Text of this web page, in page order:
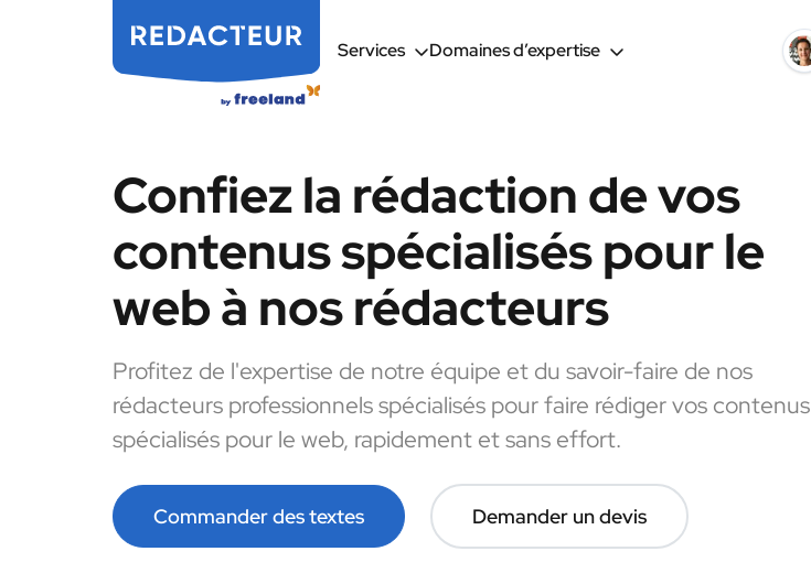
Services Domaines d’expertise
Confiez la rédaction de vos
contenus spécialisés pour le
web à nos rédacteurs
Profitez de l'expertise de notre équipe et du savoir-faire de nos
rédacteurs professionnels spécialisés pour faire rédiger vos contenus
spécialisés pour le web, rapidement et sans effort.
Commander des textes Demander un devis